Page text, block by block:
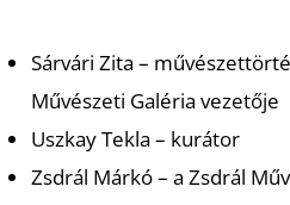
Sárvári Zita –
Művészeti Galéria vezetője
Uszkay Tekla – kurátor
Zsdrál Márkó – a Zsdrál